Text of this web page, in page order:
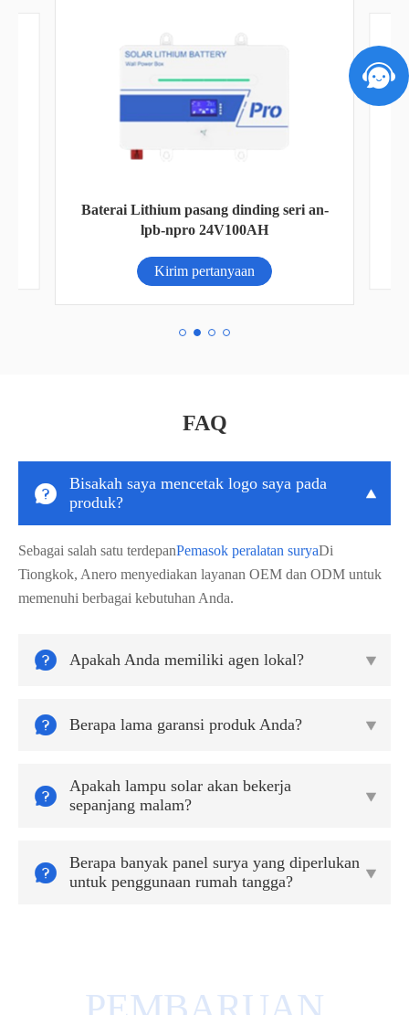
Baterai Lithium pasang dinding seri an-
lpb-npro 24V100AH
Kirim pertanyaan
FAQ

Bisakah saya mencetak logo saya pada
produk?

Sebagai salah satu terdepanPemasok peralatan suryaDi
Tiongkok, Anero menyediakan layanan OEM dan ODM untuk
memenuhi berbagai kebutuhan Anda.
 Apakah Anda memiliki agen lokal? 
 Berapa lama garansi produk Anda? 

Apakah lampu solar akan bekerja
sepanjang malam?


Berapa banyak panel surya yang diperlukan
untuk penggunaan rumah tangga?
